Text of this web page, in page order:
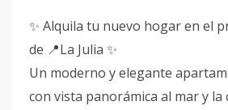
✨ Alquila tu nuevo hogar en el
de 📍La Julia ✨
Un moderno y elegante
con vista panorámica al mar y la